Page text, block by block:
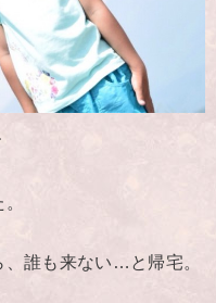
誰も来ない…と帰宅。